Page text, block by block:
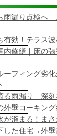
雨漏り点検へ
有効！テラス
内修繕｜床の
ーフィング劣
る雨漏り｜深
外壁コーキン
が溜まる！ま
した住宅→外